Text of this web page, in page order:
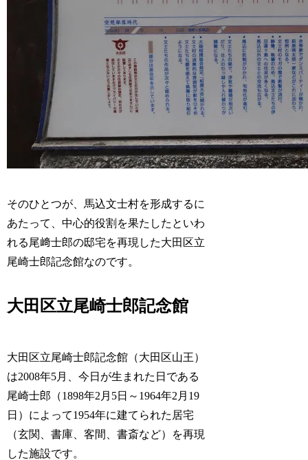
そのひとつが、馬込文士村を形成するに
あたって、中心的役割を果たしたといわ
れる尾﨑士郎の邸宅を再現した大田区立
尾崎士郎記念館なのです。
大田区立尾崎士郎記念館
大田区立尾崎士郎記念館（大田区山王）
は2008年5月、今日が生まれた日である
尾崎士郎（1898年2月5日～1964年2月19
日）によって1954年に建てられた居宅
（玄関、書庫、客間、書斎など）を再現
した施設です。